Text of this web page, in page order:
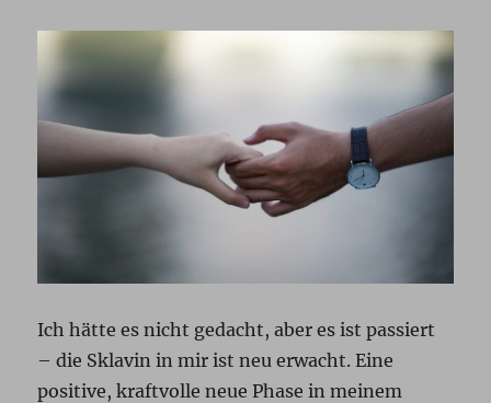
Ich hätte es nicht gedacht, aber es ist passiert
– die Sklavin in mir ist neu erwacht. Eine
positive, kraftvolle neue Phase in meinem